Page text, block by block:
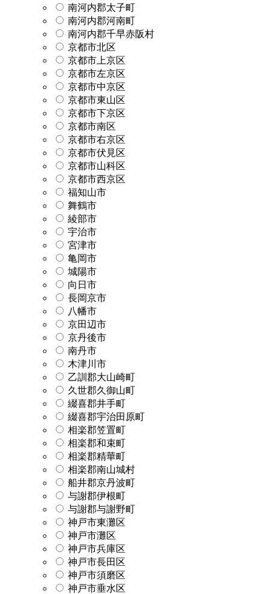
南河内郡太子町
南河内郡河南町
南河内郡千早赤阪村
京都市北区
京都市上京区
京都市左京区
京都市中京区
京都市東山区
京都市下京区
京都市南区
京都市右京区
京都市伏見区
京都市山科区
京都市西京区
福知山市
舞鶴市
綾部市
宇治市
宮津市
亀岡市
城陽市
向日市
長岡京市
八幡市
京田辺市
京丹後市
南丹市
木津川市
乙訓郡大山崎町
久世郡久御山町
綴喜郡井手町
綴喜郡宇治田原町
相楽郡笠置町
相楽郡和束町
相楽郡精華町
相楽郡南山城村
船井郡京丹波町
与謝郡伊根町
与謝郡与謝野町
神戸市東灘区
神戸市灘区
神戸市兵庫区
神戸市長田区
神戸市須磨区
神戸市垂水区